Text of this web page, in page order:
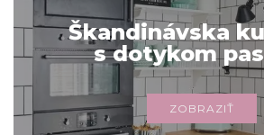
Škandinávska
s dotykom
ZOBRAZIŤ